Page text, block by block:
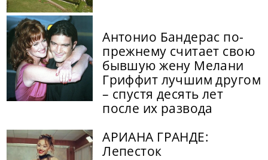
Антонио Бандерас по-
прежнему считает свою
бывшую жену Мелани
Гриффит лучшим другом
– спустя десять лет
после их развода
АРИАНА ГРАНДЕ:
Лепесток